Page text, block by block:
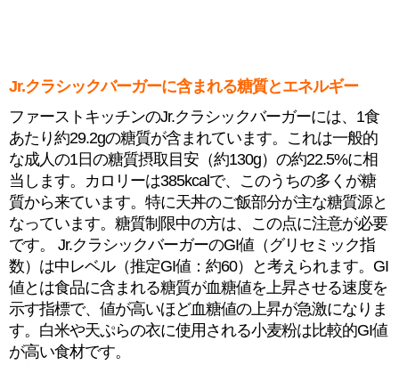
Jr.クラシックバーガーに含まれる糖質とエネルギー
ファーストキッチンのJr.クラシックバーガーには、1食
あたり約29.2gの糖質が含まれています。これは一般的
な成人の1日の糖質摂取目安（約130g）の約22.5%に相
当します。カロリーは385kcalで、このうちの多くが糖
質から来ています。特に天丼のご飯部分が主な糖質源と
なっています。糖質制限中の方は、この点に注意が必要
です。 Jr.クラシックバーガーのGI値（グリセミック指
数）は中レベル（推定GI値：約60）と考えられます。GI
値とは食品に含まれる糖質が血糖値を上昇させる速度を
示す指標で、値が高いほど血糖値の上昇が急激になりま
す。白米や天ぷらの衣に使用される小麦粉は比較的GI値
が高い食材です。